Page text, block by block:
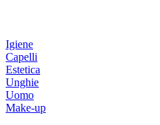
Igiene
Capelli
Estetica
Unghie
Uomo
Make-up